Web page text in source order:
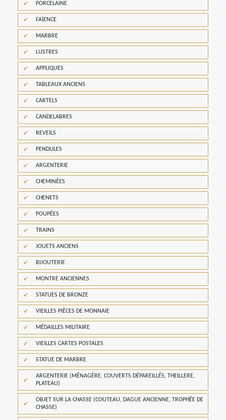
PORCELAINE
FAÏENCE
MARBRE
LUSTRES
APPLIQUES
TABLEAUX ANCIENS
CARTELS
CANDELABRES
REVEILS
PENDULES
ARGENTERIE
CHEMINÉES
CHENETS
POUPÉES
TRAINS
JOUETS ANCIENS
BIJOUTERIE
MONTRE ANCIENNES
STATUES DE BRONZE
VIEILLES PIÈCES DE MONNAIE
MÉDAILLES MILITAIRE
VIEILLES CARTES POSTALES
STATUE DE MARBRE
ARGENTERIE (MÉNAGÈRE, COUVERTS DÉPAREILLÉS, THEILLERE,
PLATEAU)
OBJET SUR LA CHASSE (COUTEAU, DAGUE ANCIENNE, TROPHÉE DE
CHASSE)